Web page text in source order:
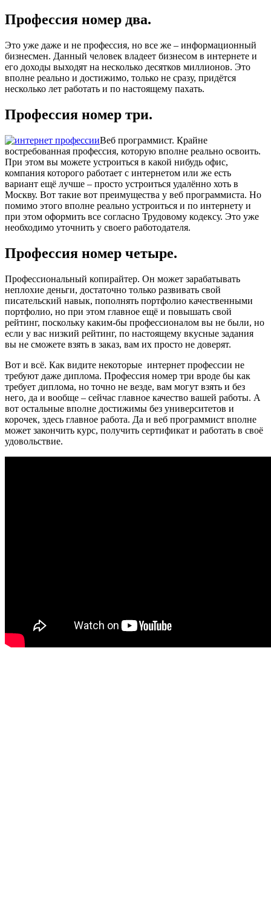
Профессия номер два.
Это уже даже и не профессия, но все же – информационный
бизнесмен. Данный человек владеет бизнесом в интернете и
его доходы выходят на несколько десятков миллионов. Это
вполне реально и достижимо, только не сразу, придётся
несколько лет работать и по настоящему пахать.
Профессия номер три.
Веб программист. Крайне
востребованная профессия, которую вполне реально освоить.
При этом вы можете устроиться в какой нибудь офис,
компания которого работает с интернетом или же есть
вариант ещё лучше – просто устроиться удалённо хоть в
Москву. Вот такие вот преимущества у веб программиста. Но
помимо этого вполне реально устроиться и по интернету и
при этом оформить все согласно Трудовому кодексу. Это уже
необходимо уточнить у своего работодателя.
Профессия номер четыре.
Профессиональный копирайтер. Он может зарабатывать
неплохие деньги, достаточно только развивать свой
писательский навык, пополнять портфолио качественными
портфолио, но при этом главное ещё и повышать свой
рейтинг, поскольку каким-бы профессионалом вы не были, но
если у вас низкий рейтинг, по настоящему вкусные задания
вы не сможете взять в заказ, вам их просто не доверят.
Вот и всё. Как видите некоторые интернет профессии не
требуют даже диплома. Профессия номер три вроде бы как
требует диплома, но точно не везде, вам могут взять и без
него, да и вообще – сейчас главное качество вашей работы. А
вот остальные вполне достижимы без университетов и
корочек, здесь главное работа. Да и веб программист вполне
может закончить курс, получить сертификат и работать в своё
удовольствие.